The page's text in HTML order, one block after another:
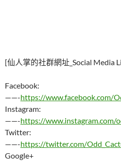
[仙人掌的社群網址_Social Media
Facebook:
——-https://www.facebook.com/
Instagram:
——-https://www.instagram.com/
Twitter:
——-https://twitter.com/
Google+